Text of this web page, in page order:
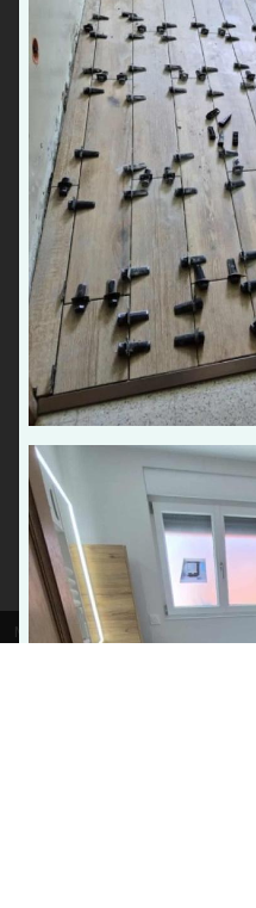
Nettoyage de
27 Grand
07
Dépannage
Entretien pompes
Mentions légales